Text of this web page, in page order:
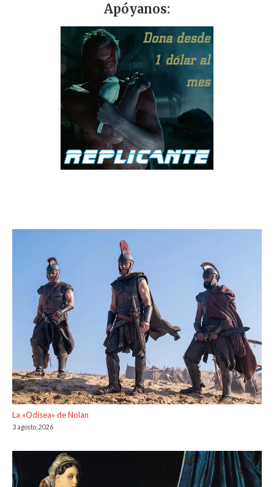
Apóyanos:
La «Odisea» de Nolan
3 agosto, 2026